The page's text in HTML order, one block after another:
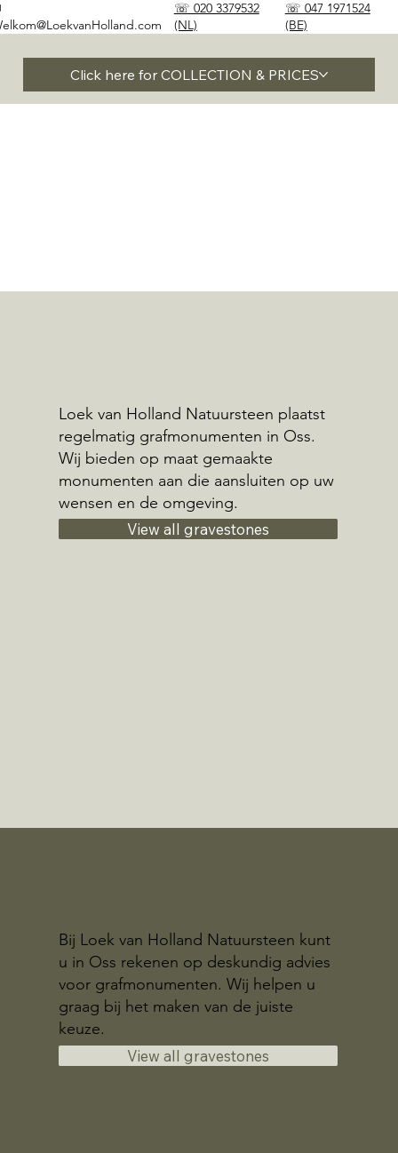
☏ 020 3379532
(NL)
☏ 047 1971524
(BE)
Click here for COLLECTION & PRICES
Loek van Holland Natuursteen plaatst
regelmatig grafmonumenten in Oss.
Wij bieden op maat gemaakte
monumenten aan die aansluiten op uw
wensen en de omgeving.
View all gravestones
Bij Loek van Holland Natuursteen kunt
u in Oss rekenen op deskundig advies
voor grafmonumenten. Wij helpen u
graag bij het maken van de juiste
keuze.
View all gravestones